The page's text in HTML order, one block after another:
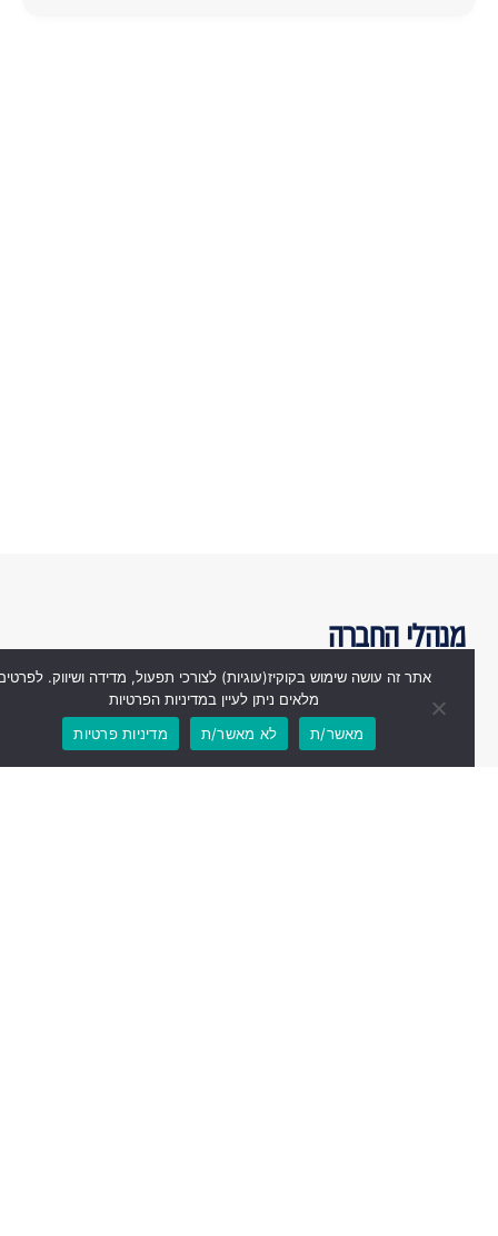
מנהלי החברה
אתר זה עושה שימוש בקוקיז(עוגיות) לצורכי תפעול, מדידה ושיווק. לפרטים
מלאים ניתן לעיין במדיניות הפרטיות
מאשר/ת
לא מאשר/ת מדיניות פרטיות